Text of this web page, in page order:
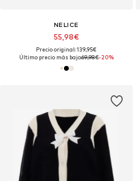
NELICE
55,98€
Precio original: 139,95€
Último precio más bajo:69,98€-20%